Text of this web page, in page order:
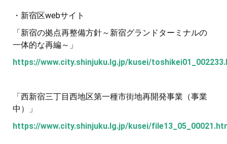
・新宿区webサイト
「新宿の拠点再整備方針～新宿グランドターミナルの
一体的な再編～」
https://www.city.shinjuku.lg.jp/kusei/
「西新宿三丁目西地区第一種市街地再開発事業（事業
中）」
https://www.city.shinjuku.lg.jp/kusei/